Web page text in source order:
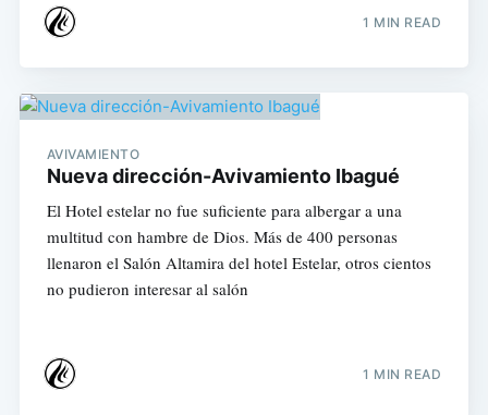
1 MIN READ
AVIVAMIENTO
Nueva dirección-Avivamiento Ibagué
El Hotel estelar no fue suficiente para albergar a una
multitud con hambre de Dios. Más de 400 personas
llenaron el Salón Altamira del hotel Estelar, otros cientos
no pudieron interesar al salón
1 MIN READ